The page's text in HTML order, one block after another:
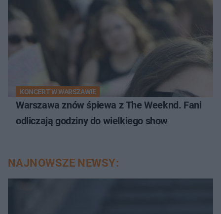
KONCERT W WARSZAWIE
Warszawa znów śpiewa z The Weeknd. Fani
odliczają godziny do wielkiego show
NAJNOWSZE NEWSY: